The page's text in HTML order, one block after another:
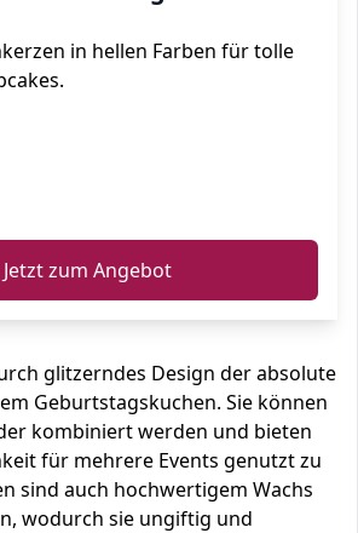
in hellen Farben für tolle
Jetzt zum Angebot
glitzerndes Design der absolute
Geburtstagskuchen. Sie können
kombiniert werden und bieten
für mehrere Events genutzt zu
sind auch hochwertigem Wachs
wodurch sie ungiftig und